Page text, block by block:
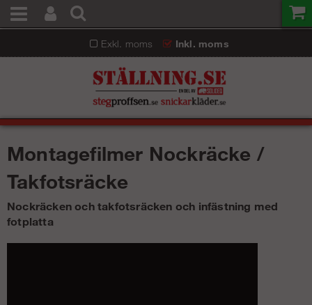
Exkl. moms Inkl. moms
Montagefilmer Nockräcke /
Takfotsräcke
Nockräcken och takfotsräcken och infästning med
fotplatta